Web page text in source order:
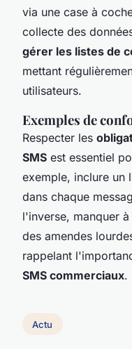
via une case à
collecte des
gérer les listes de
mettant
utilisateurs.
Exemples de
Respecter les
SMS est essentiel
exemple, inclure un
dans chaque
l'inverse, manquer
des amendes
rappelant
SMS commerciaux.
Actu